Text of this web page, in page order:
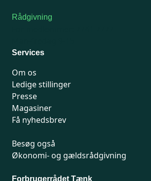
Rådgivning
Services
Om os
Ledige stillinger
Presse
Magasiner
Få nyhedsbrev
Besøg også
Økonomi- og gældsrådgivning
Forbrugerrådet Tænk